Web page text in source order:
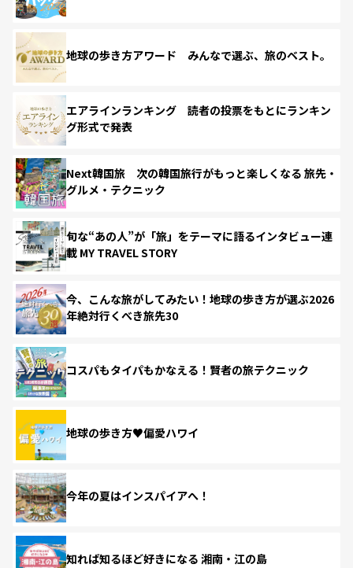
地球の歩き方アワード みんなで選ぶ、旅のベスト。
エアラインランキング 読者の投票をもとにランキン
グ形式で発表
Next韓国旅 次の韓国旅行がもっと楽しくなる 旅先・
グルメ・テクニック
旬な“あの人”が「旅」をテーマに語るインタビュー連
載 MY TRAVEL STORY
今、こんな旅がしてみたい！地球の歩き方が選ぶ2026
年絶対行くべき旅先30
コスパもタイパもかなえる！賢者の旅テクニック
地球の歩き方♥偏愛ハワイ
今年の夏はインスパイアへ！
知れば知るほど好きになる 湘南・江の島